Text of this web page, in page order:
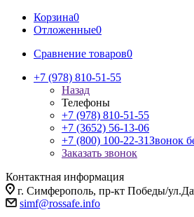
Корзина0
Отложенные0
Сравнение товаров0
+7 (978) 810-51-55
Назад
Телефоны
+7 (978) 810-51-55
+7 (3652) 56-13-06
+7 (800) 100-22-31Звонок
Заказать звонок
Контактная информация
г. Симферополь, пр-кт Победы/
simf@rossafe.info